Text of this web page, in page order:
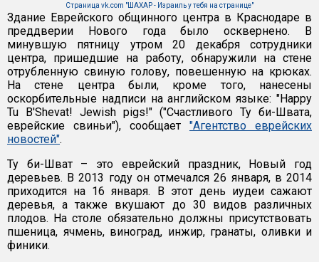
Страница vk.com "ШАХАР - Израиль у тебя на странице"
Здание Еврейского общинного центра в Краснодаре в
преддверии Нового года было осквернено. В
минувшую пятницу утром 20 декабря сотрудники
центра, пришедшие на работу, обнаружили на стене
отрубленную свиную голову, повешенную на крюках.
На стене центра были, кроме того, нанесены
оскорбительные надписи на английском языке: "Happy
Tu B'Shevat! Jewish pigs!" ("Счастливого Ту би-Швата,
еврейские свиньи"), сообщает "Агентство еврейских
новостей".
Ту би-Шват – это еврейский праздник, Новый год
деревьев. В 2013 году он отмечался 26 января, в 2014
приходится на 16 января. В этот день иудеи сажают
деревья, а также вкушают до 30 видов различных
плодов. На столе обязательно должны присутствовать
пшеница, ячмень, виноград, инжир, гранаты, оливки и
финики.